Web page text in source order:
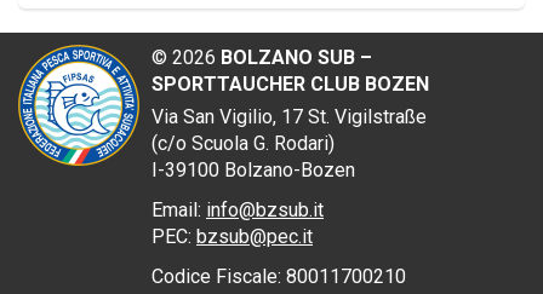
© 2026 BOLZANO SUB –
SPORTTAUCHER CLUB BOZEN
Via San Vigilio, 17 St. Vigilstraße
(c/o Scuola G. Rodari)
I-39100 Bolzano-Bozen
Email: info@bzsub.it
PEC: bzsub@pec.it
Codice Fiscale: 80011700210